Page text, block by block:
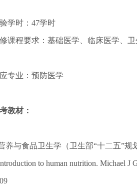
学时：47学时
课程要求：基础医学、临床医学、卫
专业：预防医学
教材：
养与食品卫生学（卫生部“十二五”
to human nutrition. Michael J